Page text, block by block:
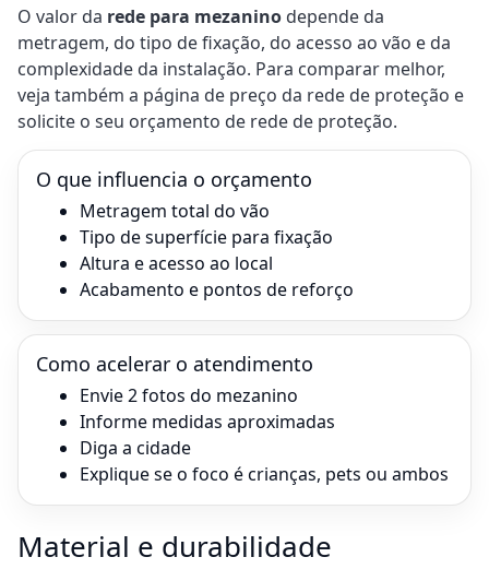
O valor da rede para mezanino depende da
metragem, do tipo de fixação, do acesso ao vão e da
complexidade da instalação. Para comparar melhor,
veja também a página de preço da rede de proteção e
solicite o seu orçamento de rede de proteção.
O que influencia o orçamento
Metragem total do vão
Tipo de superfície para fixação
Altura e acesso ao local
Acabamento e pontos de reforço
Como acelerar o atendimento
Envie 2 fotos do mezanino
Informe medidas aproximadas
Diga a cidade
Explique se o foco é crianças, pets ou ambos
Material e durabilidade